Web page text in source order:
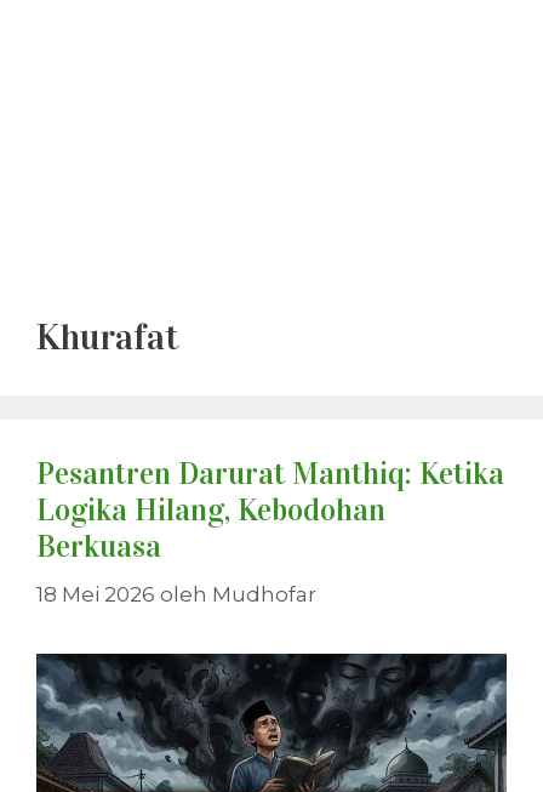
Khurafat
Pesantren Darurat Manthiq: Ketika
Logika Hilang, Kebodohan
Berkuasa
18 Mei 2026 oleh Mudhofar